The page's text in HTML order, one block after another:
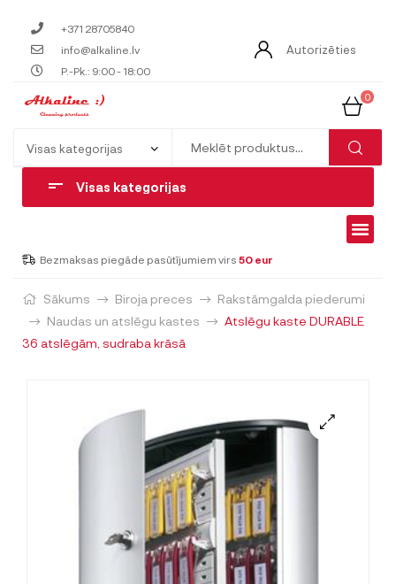
+371 28705840
info@alkaline.lv
P.-Pk.: 9:00 - 18:00
Autorizēties
0
Visas kategorijas
Bezmaksas piegāde pasūtījumiem virs 50 eur
Sākums Biroja preces
Rakstāmgalda piederumi
Naudas un atslēgu kastes
Atslēgu kaste DURABLE
36 atslēgām, sudraba krāsā